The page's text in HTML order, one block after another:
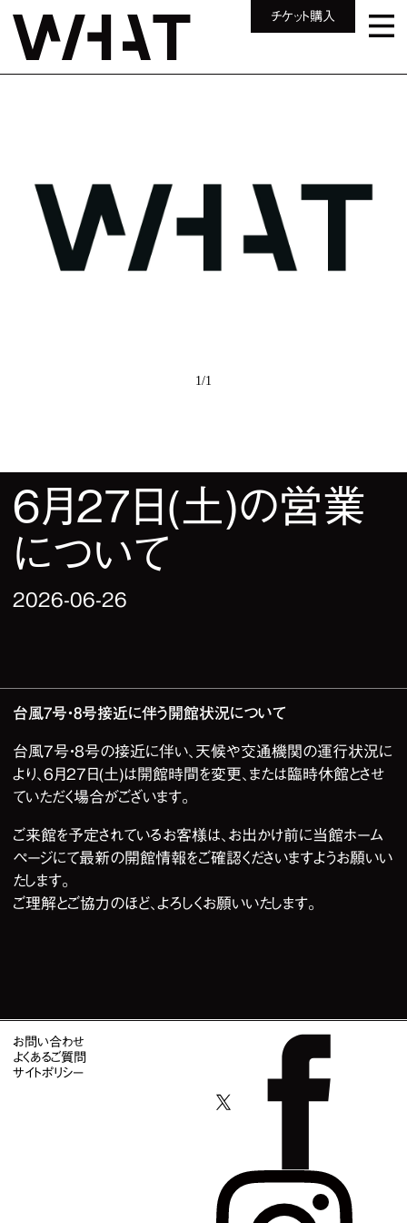
チケット購入
1/1
6月27日(土)の営業
について
2026-06-26
台風7号・8号接近に伴う開館状況について
台風7号・8号の接近に伴い、天候や交通機関の運行状況に
より、6月27日(土)は開館時間を変更、または臨時休館とさせ
ていただく場合がございます。
ご来館を予定されているお客様は、お出かけ前に当館ホーム
ページにて最新の開館情報をご確認くださいますようお願いい
たします。
ご理解とご協力のほど、よろしくお願いいたします。
お問い合わせ
よくあるご質問
サイトポリシー